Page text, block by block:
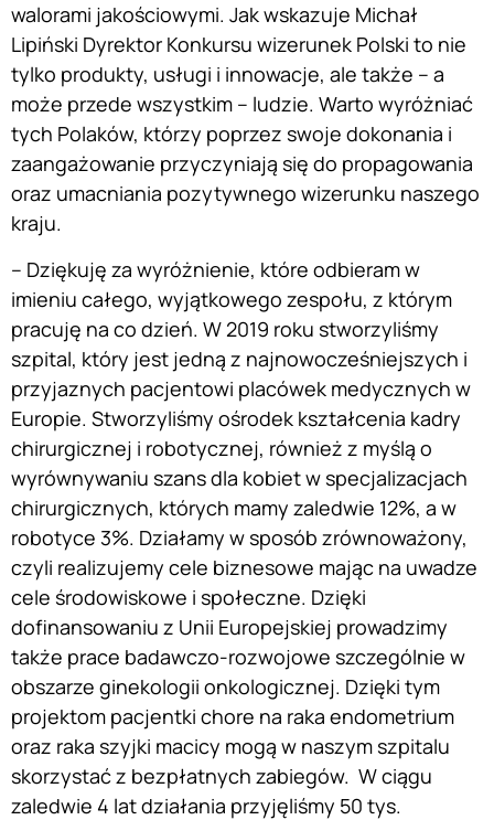
walorami jakościowymi. Jak wskazuje Michał
Lipiński Dyrektor Konkursu wizerunek Polski to nie
tylko produkty, usługi i innowacje, ale także – a
może przede wszystkim – ludzie. Warto wyróżniać
tych Polaków, którzy poprzez swoje dokonania i
zaangażowanie przyczyniają się do propagowania
oraz umacniania pozytywnego wizerunku naszego
kraju.
– Dziękuję za wyróżnienie, które odbieram w
imieniu całego, wyjątkowego zespołu, z którym
pracuję na co dzień. W 2019 roku stworzyliśmy
szpital, który jest jedną z najnowocześniejszych i
przyjaznych pacjentowi placówek medycznych w
Europie. Stworzyliśmy ośrodek kształcenia kadry
chirurgicznej i robotycznej, również z myślą o
wyrównywaniu szans dla kobiet w specjalizacjach
chirurgicznych, których mamy zaledwie 12%, a w
robotyce 3%. Działamy w sposób zrównoważony,
czyli realizujemy cele biznesowe mając na uwadze
cele środowiskowe i społeczne. Dzięki
dofinansowaniu z Unii Europejskiej prowadzimy
także prace badawczo-rozwojowe szczególnie w
obszarze ginekologii onkologicznej. Dzięki tym
projektom pacjentki chore na raka endometrium
oraz raka szyjki macicy mogą w naszym szpitalu
skorzystać z bezpłatnych zabiegów. W ciągu
zaledwie 4 lat działania przyjęliśmy 50 tys.